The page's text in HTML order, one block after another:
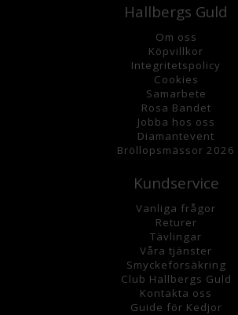
Hallbergs Guld
Om oss
Köpvillkor
Integritetspolicy
Cookies
Samarbete
Rosa Bandet
Jobba hos oss
Diamantevent
Bröllopsmässor 2026
Kundservice
Vanliga frågor
Returer
Tävlingar
Våra tjänster
Smyckeförsäkring
Club Hallbergs Guld
Kontakta oss
Guide för Kedjor